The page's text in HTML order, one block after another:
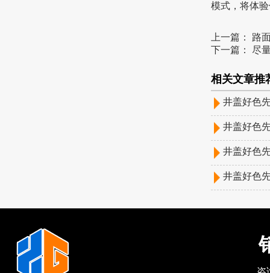
模式，将体
上一篇： 路
下一篇： 尽
相关文章推荐
井盖好色
井盖好色
井盖好色
井盖好色